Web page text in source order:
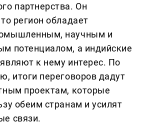
партнерства. Он
регион обладает
научным и
потенциалом, а индийские
к нему интерес. По
итоги переговоров дадут
проектам, которые
обеим странам и усилят
связи.